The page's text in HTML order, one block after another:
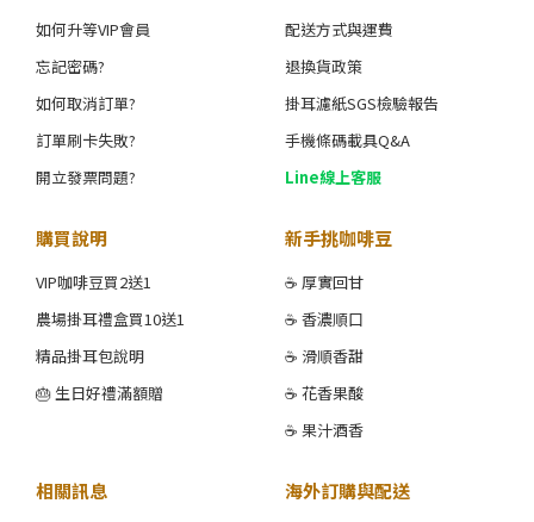
如何升等VIP會員
忘記密碼?
如何取消訂單?
訂單刷卡失敗?
開立發票問題?
配送方式與運費
退換貨政策
掛耳濾紙SGS檢驗報告
手機條碼載具Q&A
Line線上客服
購買說明
VIP咖啡豆買2送1
農場掛耳禮盒買10送1
精品掛耳包說明
🎂 生日好禮滿額贈
新手挑咖啡豆
☕ 厚實回甘
☕ 香濃順口
☕ 滑順香甜
☕ 花香果酸
☕ 果汁酒香
相關訊息 海外訂購與配送